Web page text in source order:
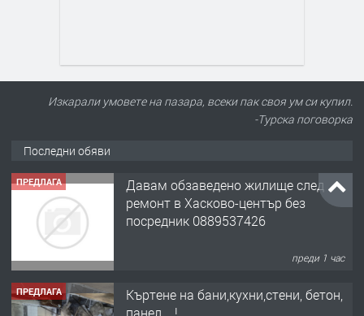
Изкарали умовете на пазара, всеки пак своя ум си купил.
-Турска поговорка
Последни обяви
ПРЕДЛАГА
Давам обзаведено жилище след
ремонт в Хасково-център без
посредник 0889537426
преди 1 час
ПРЕДЛАГА
Къртене на бани,кухни,стени, бетон,